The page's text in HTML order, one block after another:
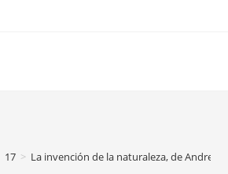
17 > La invención de la naturaleza, de Andrea